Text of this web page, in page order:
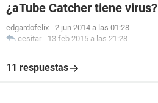
¿aTube Catcher tiene virus?
edgardofelix - 2 jun 2014 a las 01:28
cesitar - 13 feb 2015 a las 21:28
11 respuestas